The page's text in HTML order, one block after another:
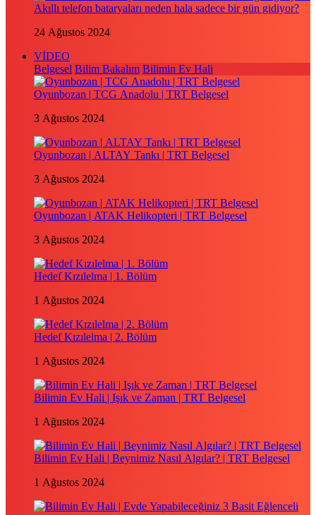
Akıllı telefon bataryaları neden hala sadece bir gün gidiyor?
24 Ağustos 2024
VİDEO
Belgesel Bilim Bakalım Bilimin Ev Hali
Oyunbozan | TCG Anadolu | TRT Belgesel
3 Ağustos 2024
Oyunbozan | ALTAY Tankı | TRT Belgesel
3 Ağustos 2024
Oyunbozan | ATAK Helikopteri | TRT Belgesel
3 Ağustos 2024
Hedef Kızılelma | 1. Bölüm
1 Ağustos 2024
Hedef Kızılelma | 2. Bölüm
1 Ağustos 2024
Bilimin Ev Hali | Işık ve Zaman | TRT Belgesel
1 Ağustos 2024
Bilimin Ev Hali | Beynimiz Nasıl Algılar? | TRT Belgesel
1 Ağustos 2024